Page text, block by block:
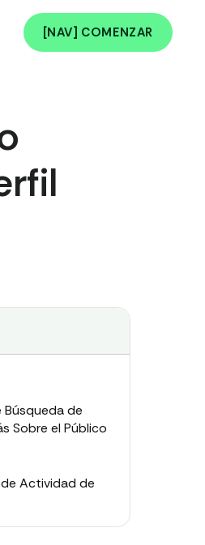
[NAV] COMENZAR
Búsqueda de
Sobre el Público
Actividad de